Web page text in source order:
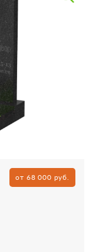
от 68 000 руб.